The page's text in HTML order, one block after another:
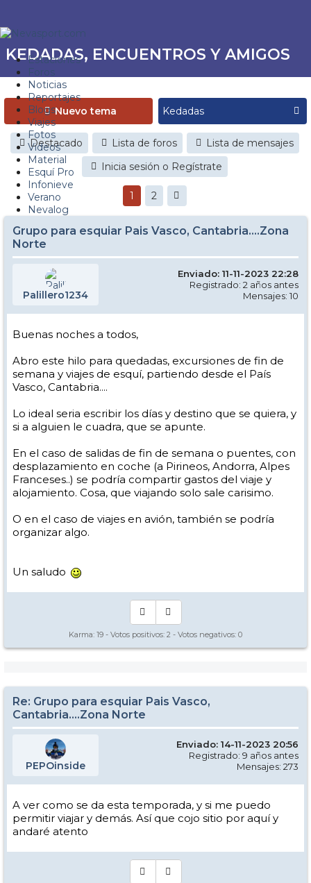
Estaciones
Foros
Noticias
Reportajes
Blogs
Viajes
Fotos
Videos
Material
Esquí Pro
Infonieve
Verano
Nevalog
KEDADAS, ENCUENTROS Y AMIGOS
Nuevo tema
Destacado Lista de foros
Lista de mensajes
Inicia sesión o Regístrate
1 2
Grupo para esquiar Pais Vasco, Cantabria....Zona
Norte
Palillero1234
Enviado: 11-11-2023 22:28
Registrado: 2 años antes
Mensajes: 10
Buenas noches a todos,
Abro este hilo para quedadas, excursiones de fin de
semana y viajes de esquí, partiendo desde el País
Vasco, Cantabria....
Lo ideal seria escribir los días y destino que se quiera, y
si a alguien le cuadra, que se apunte.
En el caso de salidas de fin de semana o puentes, con
desplazamiento en coche (a Pirineos, Andorra, Alpes
Franceses..) se podría compartir gastos del viaje y
alojamiento. Cosa, que viajando solo sale carisimo.
O en el caso de viajes en avión, también se podría
organizar algo.
Un saludo
Karma: 19 - Votos positivos: 2 - Votos negativos: 0
Re: Grupo para esquiar Pais Vasco,
Cantabria....Zona Norte
PEPOinside
Enviado: 14-11-2023 20:56
Registrado: 9 años antes
Mensajes: 273
A ver como se da esta temporada, y si me puedo
permitir viajar y demás. Así que cojo sitio por aquí y
andaré atento